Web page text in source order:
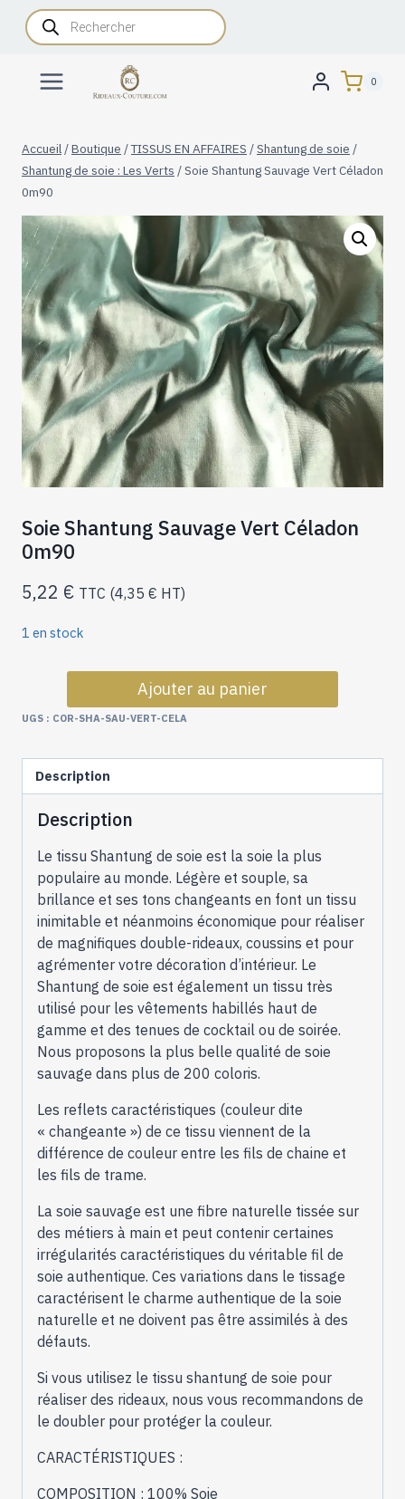
AllerRecherche
de
produits
0
Accueil /Boutique /TISSUS EN AFFAIRES /Shantung de soie /
Shantung de soie : Les Verts /Soie Shantung Sauvage Vert Céladon
0m90
Soie Shantung Sauvage Vert Céladon
0m90
5,22 € TTC (4,35 € HT)
1 en stock
quantité
de
Soie
Sauvage
Céladon
Ajouter au panier
UGS : COR-SHA-SAU-VERT-CELA
Description
Description
Le tissu Shantung de soie est la soie la plus
populaire au monde. Légère et souple, sa
brillance et ses tons changeants en font un tissu
inimitable et néanmoins économique pour réaliser
de magnifiques double-rideaux, coussins et pour
agrémenter votre décoration d’intérieur. Le
Shantung de soie est également un tissu très
utilisé pour les vêtements habillés haut de
gamme et des tenues de cocktail ou de soirée.
Nous proposons la plus belle qualité de soie
sauvage dans plus de 200 coloris.
Les reflets caractéristiques (couleur dite
« changeante ») de ce tissu viennent de la
différence de couleur entre les fils de chaine et
les fils de trame.
La soie sauvage est une fibre naturelle tissée sur
des métiers à main et peut contenir certaines
irrégularités caractéristiques du véritable fil de
soie authentique. Ces variations dans le tissage
caractérisent le charme authentique de la soie
naturelle et ne doivent pas être assimilés à des
défauts.
Si vous utilisez le tissu shantung de soie pour
réaliser des rideaux, nous vous recommandons de
le doubler pour protéger la couleur.
CARACTÉRISTIQUES :
COMPOSITION : 100% Soie